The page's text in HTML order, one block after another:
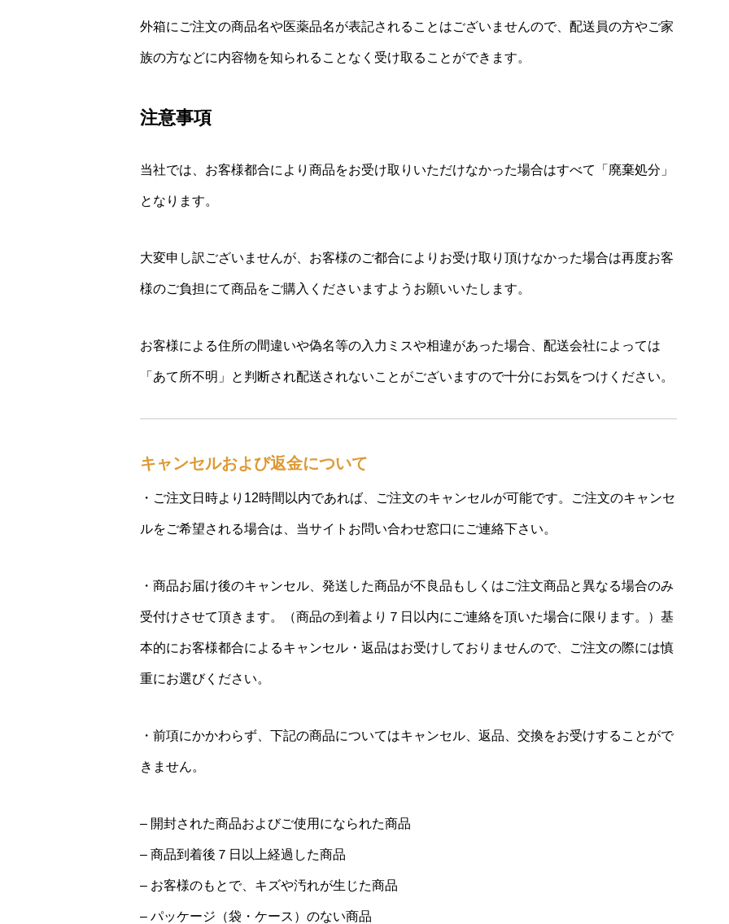
外箱にご注文の商品名や医薬品名が表記されることはございませんので、配送員の方やご家
族の方などに内容物を知られることなく受け取ることができます。
注意事項
当社では、お客様都合により商品をお受け取りいただけなかった場合はすべて「廃棄処分」
となります。
大変申し訳ございませんが、お客様のご都合によりお受け取り頂けなかった場合は再度お客
様のご負担にて商品をご購入くださいますようお願いいたします。
お客様による住所の間違いや偽名等の入力ミスや相違があった場合、配送会社によっては
「あて所不明」と判断され配送されないことがございますので十分にお気をつけください。
キャンセルおよび返金について
・ご注文日時より12時間以内であれば、ご注文のキャンセルが可能です。ご注文のキャンセ
ルをご希望される場合は、当サイトお問い合わせ窓口にご連絡下さい。
・商品お届け後のキャンセル、発送した商品が不良品もしくはご注文商品と異なる場合のみ
受付けさせて頂きます。（商品の到着より７日以内にご連絡を頂いた場合に限ります。）基
本的にお客様都合によるキャンセル・返品はお受けしておりませんので、ご注文の際には慎
重にお選びください。
・前項にかかわらず、下記の商品についてはキャンセル、返品、交換をお受けすることがで
きません。
– 開封された商品およびご使用になられた商品
– 商品到着後７日以上経過した商品
– お客様のもとで、キズや汚れが生じた商品
– パッケージ（袋・ケース）のない商品